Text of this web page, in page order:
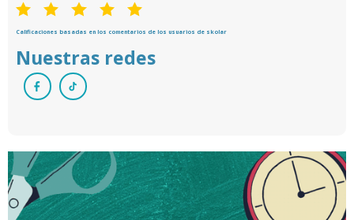
Calificaciones basadas en los comentarios de los usuarios de skolar
Nuestras redes